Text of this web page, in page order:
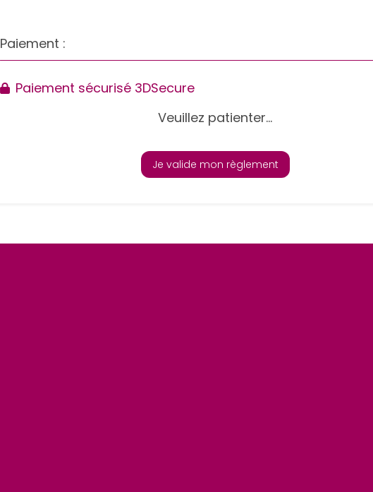
Paiement :
Paiement sécurisé 3DSecure
Veuillez patienter...
Je valide mon règlement